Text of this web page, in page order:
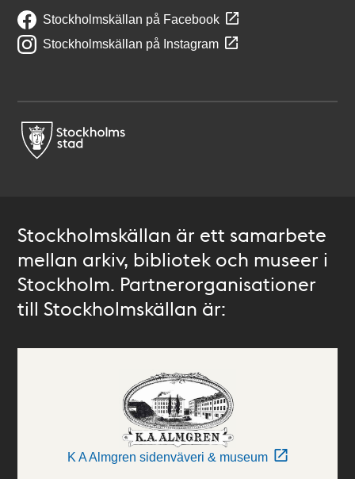
Stockholmskällan på Facebook
Stockholmskällan på Instagram
Stockholmskällan är ett samarbete
mellan arkiv, bibliotek och museer i
Stockholm. Partnerorganisationer
till Stockholmskällan är:
K A Almgren sidenväveri & museum